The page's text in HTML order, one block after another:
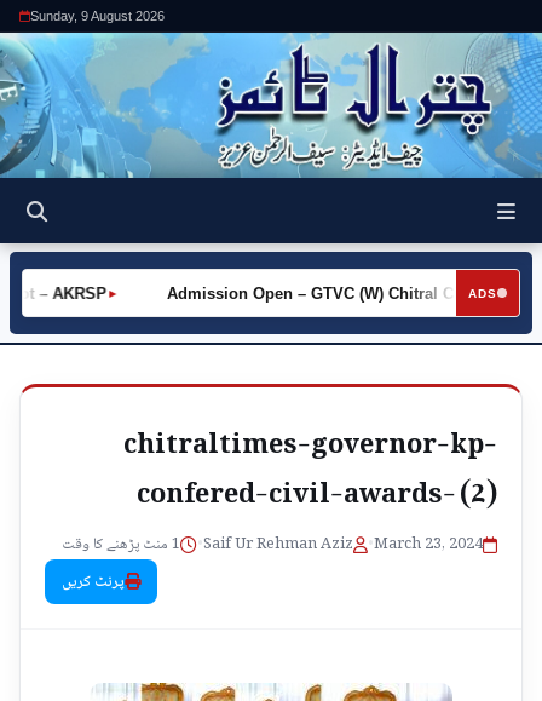
Sunday, 9 August 2026
ADS
►
– AKRSP ►
Admission Open – GTVC (W) Chitral City
chitraltimes-governor-kp-
confered-civil-awards- (2)
March 23, 2024
•
Saif Ur Rehman Aziz
•
1 منٹ پڑھنے کا وقت
پرنٹ کریں